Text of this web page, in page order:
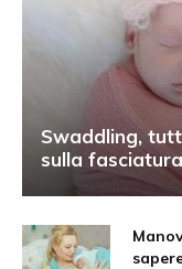
Swaddling,
sulla